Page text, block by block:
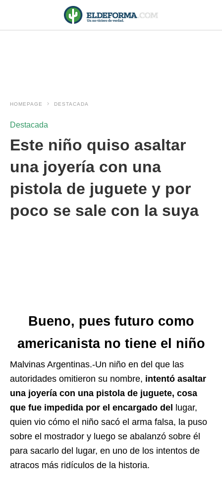
HOMEPAGE DESTACADA
Destacada
Este niño quiso asaltar
una joyería con una
pistola de juguete y por
poco se sale con la suya
Bueno, pues futuro como
americanista no tiene el niño
Malvinas Argentinas.-Un niño en del que las
autoridades omitieron su nombre, intentó asaltar
una joyería con una pistola de juguete, cosa
que fue impedida por el encargado del
lugar,
quien vio cómo el niño sacó el arma falsa, la puso
sobre el mostrador y luego se abalanzó sobre él
para sacarlo del lugar, en uno de los intentos de
atracos más ridículos de la historia.